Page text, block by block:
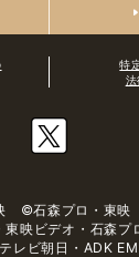
特
©石森プロ・東映
映ビデオ・石森プ
レビ朝日・ADK